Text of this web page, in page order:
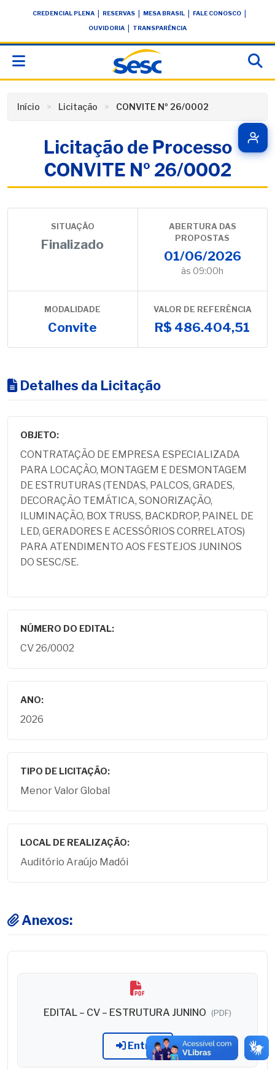
conteúdoCREDENCIAL PLENA RESERVAS MESA BRASIL FALE CONOSCO
OUVIDORIA TRANSPARÊNCIA
Início Licitação CONVITE Nº 26/0002
Licitação de Processo
CONVITE Nº 26/0002
SITUAÇÃO
Finalizado
ABERTURA DAS
PROPOSTAS
01/06/2026
às 09:00h
MODALIDADE
Convite
VALOR DE REFERÊNCIA
R$ 486.404,51
Detalhes da Licitação
OBJETO:
CONTRATAÇÃO DE EMPRESA ESPECIALIZADA
PARA LOCAÇÃO, MONTAGEM E DESMONTAGEM
DE ESTRUTURAS (TENDAS, PALCOS, GRADES,
DECORAÇÃO TEMÁTICA, SONORIZAÇÃO,
ILUMINAÇÃO, BOX TRUSS, BACKDROP, PAINEL DE
LED, GERADORES E ACESSÓRIOS CORRELATOS)
PARA ATENDIMENTO AOS FESTEJOS JUNINOS
DO SESC/SE.
NÚMERO DO EDITAL:
CV 26/0002
ANO:
2026
TIPO DE LICITAÇÃO:
Menor Valor Global
LOCAL DE REALIZAÇÃO:
Auditório Araújo Madói
Anexos:
EDITAL – CV – ESTRUTURA JUNINO (PDF)
Entrar